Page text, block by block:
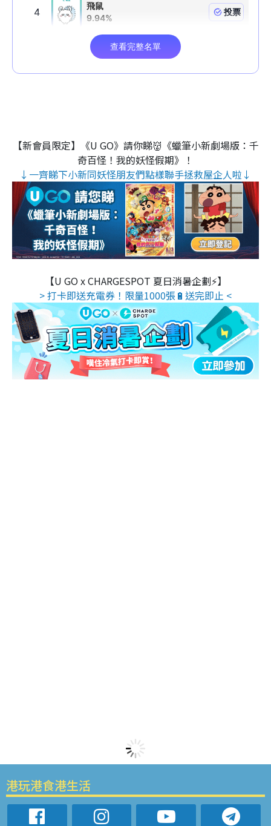
【新會員限定】《U GO》請你睇👹《蠟筆小新劇場版：千
奇百怪！我的妖怪假期》！
↓一齊睇下小新同妖怪朋友們點樣聯手拯救屋企人啦↓
【U GO x CHARGESPOT 夏日消暑企劃⚡】
> 打卡即送充電券！限量1000張🔋送完即止 <
港玩港食港生活